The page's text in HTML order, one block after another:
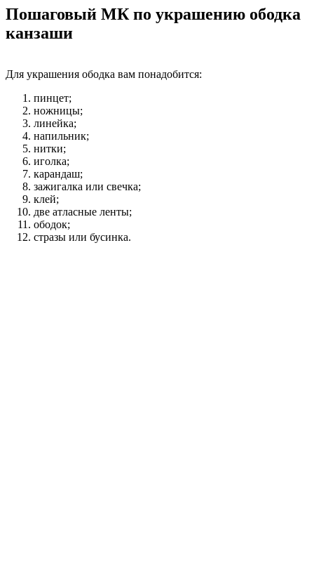
Пошаговый МК по украшению ободка
канзаши
Для украшения ободка вам понадобится:
пинцет;
ножницы;
линейка;
напильник;
нитки;
иголка;
карандаш;
зажигалка или свечка;
клей;
две атласные ленты;
ободок;
стразы или бусинка.